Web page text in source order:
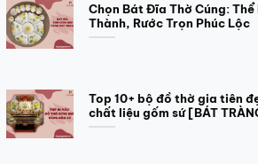
Chọn Bát Đĩa Thờ Cúng: Thể
Thành, Rước Trọn Phúc Lộc
Top 10+ bộ đồ thờ gia tiên
chất liệu gốm sứ [BÁT